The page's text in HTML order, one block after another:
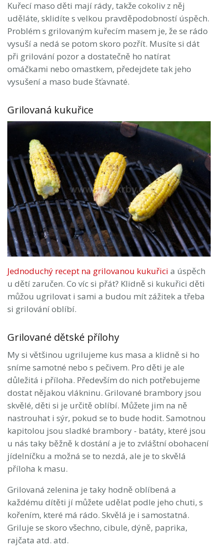
Kuřecí maso děti mají rády, takže cokoliv z něj
uděláte, sklidíte s velkou pravděpodobností úspěch.
Problém s grilovaným kuřecím masem je, že se rádo
vysuší a nedá se potom skoro pozřít. Musíte si dát
při grilování pozor a dostatečně ho natírat
omáčkami nebo omastkem, předejdete tak jeho
vysušení a maso bude šťavnaté.
Grilovaná kukuřice
Jednoduchý recept na grilovanou kukuřici a úspěch
u dětí zaručen. Co víc si přát? Klidně si kukuřici děti
můžou ugrilovat i sami a budou mít zážitek a třeba
si grilování oblíbí.
Grilované dětské přílohy
My si většinou ugrilujeme kus masa a klidně si ho
sníme samotné nebo s pečivem. Pro děti je ale
důležitá i příloha. Především do nich potřebujeme
dostat nějakou vlákninu. Grilované brambory jsou
skvělé, děti si je určitě oblíbí. Můžete jim na ně
nastrouhat i sýr, pokud se to bude hodit. Samotnou
kapitolou jsou sladké brambory - batáty, které jsou
u nás taky běžně k dostání a je to zvláštní obohacení
jídelníčku a možná se to nezdá, ale je to skvělá
příloha k masu.
Grilovaná zelenina je taky hodně oblíbená a
každému dítěti jí můžete udělat podle jeho chuti, s
kořením, které má rádo. Skvělá je i samostatná.
Griluje se skoro všechno, cibule, dýně, paprika,
rajčata atd. atd.